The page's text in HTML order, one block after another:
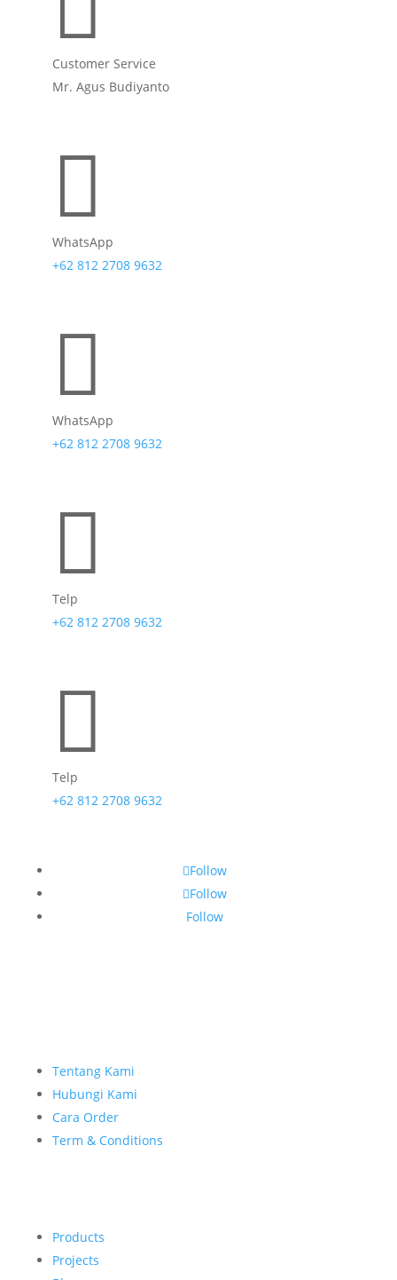
Customer Service
Mr. Agus Budiyanto

WhatsApp
+62 812 2708 9632

WhatsApp
+62 812 2708 9632

Telp
+62 812 2708 9632

Telp
+62 812 2708 9632
Follow
Follow
Follow
Tentang Kami
Hubungi Kami
Cara Order
Term & Conditions
Products
Projects